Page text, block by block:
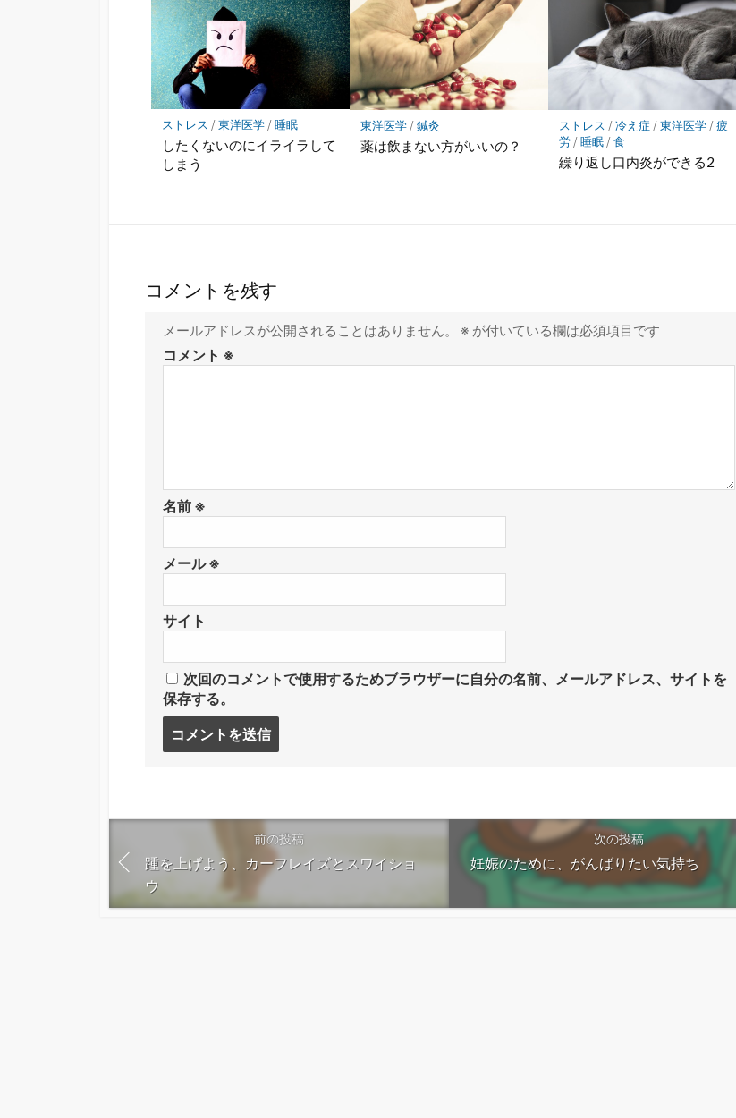
ストレス /東洋医学/睡眠
したくないのにイライラして
しまう
東洋医学/鍼灸
薬は飲まない方がいいの？
ストレス /冷え症 /東洋医学/疲
労/睡眠/食
繰り返し口内炎ができる2
コメントを残す
メールアドレスが公開されることはありません。 ※ が付いている欄は必須項目です
コメント ※
名前 ※
メール※
サイト
次回のコメントで使用するためブラウザーに自分の名前、メールアドレス、サイトを
保存する。
る
前の投稿
踵を上げよう、カーフレイズとスワイショ
ウ
次の投稿
妊娠のために、がんばりたい気持ち